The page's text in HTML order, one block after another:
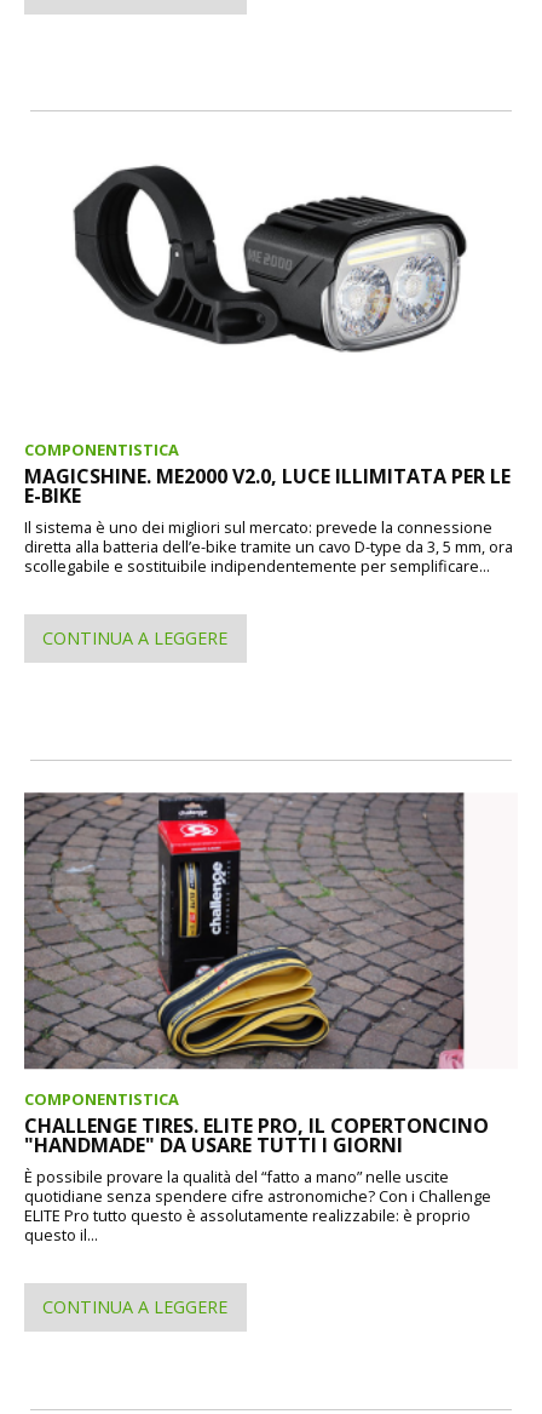
COMPONENTISTICA
MAGICSHINE. ME2000 V2.0, LUCE ILLIMITATA PER LE
E-BIKE
Il sistema è uno dei migliori sul mercato: prevede la connessione
diretta alla batteria dell’e-bike tramite un cavo D-type da 3, 5 mm, ora
scollegabile e sostituibile indipendentemente per semplificare...
CONTINUA A LEGGERE
COMPONENTISTICA
CHALLENGE TIRES. ELITE PRO, IL COPERTONCINO
"HANDMADE" DA USARE TUTTI I GIORNI
È possibile provare la qualità del “fatto a mano” nelle uscite
quotidiane senza spendere cifre astronomiche? Con i Challenge
ELITE Pro tutto questo è assolutamente realizzabile: è proprio
questo il...
CONTINUA A LEGGERE